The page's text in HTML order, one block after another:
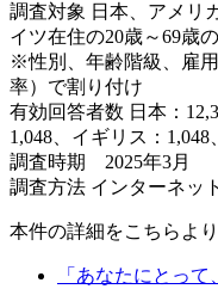
調査対象 日本、アメリ
イツ在住の20歳～69歳
※性別、年齢階級、雇
率）で割り付け
有効回答者数 日本：
1,048、イギリス：
調査時期 2025年3月
調査方法 インターネッ
本件の詳細をこちらよ
「あなたにとっ